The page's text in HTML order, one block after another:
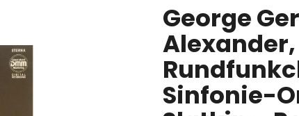
George
Sinfonie-
HLEDAT